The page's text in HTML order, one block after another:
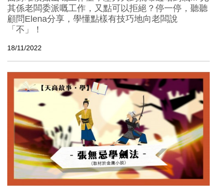
其係老闆委派嘅工作，又點可以拒絕？停一停，聽聽
顧問Elena分享，學懂點樣有技巧地向老闆說
「不」！
18/11/2022